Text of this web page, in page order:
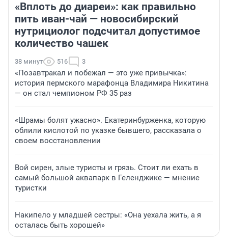
«Вплоть до диареи»: как правильно
пить иван-чай — новосибирский
нутрициолог подсчитал допустимое
количество чашек
38 минут 516 3
«Позавтракал и побежал — это уже привычка»:
история пермского марафонца Владимира Никитина
— он стал чемпионом РФ 35 раз
«Шрамы болят ужасно». Екатеринбурженка, которую
облили кислотой по указке бывшего, рассказала о
своем восстановлении
Вой сирен, злые туристы и грязь. Стоит ли ехать в
самый большой аквапарк в Геленджике — мнение
туристки
Накипело у младшей сестры: «Она уехала жить, а я
осталась быть хорошей»